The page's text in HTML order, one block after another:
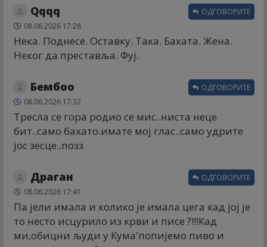
Qqqq
08.06.2026 17:28
Нека. Поднесе. Оставку. Така. Бахата. Жена.
Неког да преставља. Фуј.
ОДГОВОРИТЕ
Бембоо
08.06.2026 17:32
Тресла се гора родио се мис..ниста неце
бит..само бахато.имате мој глас..само удрите
јос зесце..позз
ОДГОВОРИТЕ
Драган
08.06.2026 17:41
Па јели имала и колико је имала цега кад јој је
то несто исцурило из крви и писе ?!!!Кад
ми,обицни људи у Кума'попијемо пиво и
ОДГОВОРИТЕ